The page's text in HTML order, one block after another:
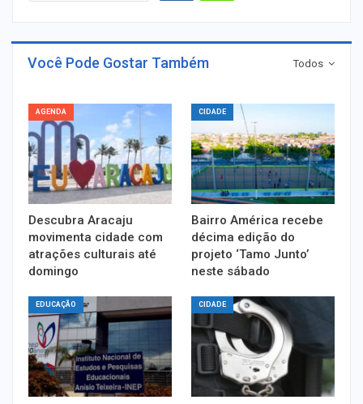
Todos
Você Pode Gostar Também
AGENDA
Descubra Aracaju
movimenta cidade com
atrações culturais até
domingo
CIDADE
Bairro América recebe
décima edição do
projeto ‘Tamo Junto’
neste sábado
EDUCAÇÃO CIDADE